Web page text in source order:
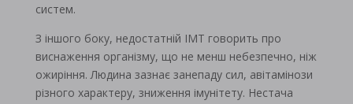
систем.
З іншого боку, недостатній ІМТ говорить про
виснаження організму, що не менш небезпечно, ніж
ожиріння. Людина зазнає занепаду сил, авітамінози
різного характеру, зниження імунітету. Нестача